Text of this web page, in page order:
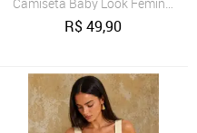
R$49,90